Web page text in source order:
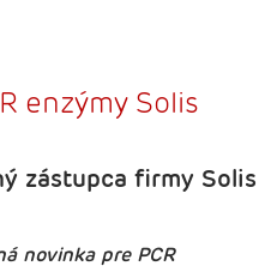
enzýmy Solis
zástupca firmy Solis
novinka pre PCR